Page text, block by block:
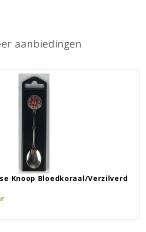
aanbiedingen
Knoop Bloedkoraal/verzilverd